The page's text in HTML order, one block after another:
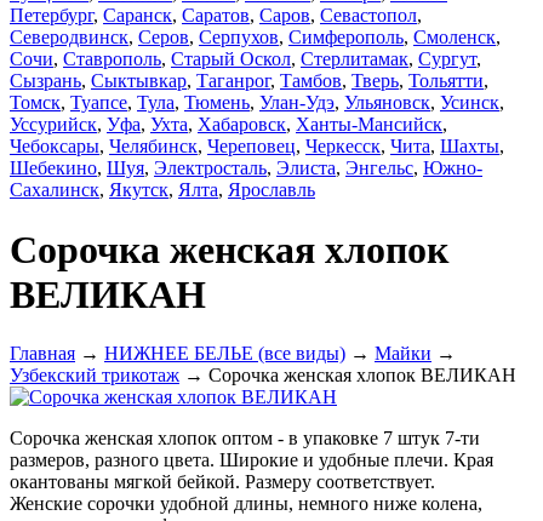
Петербург, Саранск, Саратов, Саров, Севастопол,
Северодвинск, Серов, Серпухов, Симферополь, Смоленск,
Сочи, Ставрополь, Старый Оскол, Стерлитамак, Сургут,
Сызрань, Сыктывкар, Таганрог, Тамбов, Тверь, Тольятти,
Томск, Туапсе, Тула, Тюмень, Улан-Удэ, Ульяновск, Усинск,
Уссурийск, Уфа, Ухта, Хабаровск, Ханты-Мансийск,
Чебоксары, Челябинск, Череповец, Черкесск, Чита, Шахты,
Шебекино, Шуя, Электросталь, Элиста, Энгельс, Южно-
Сахалинск, Якутск, Ялта, Ярославль
Сорочка женская хлопок
ВЕЛИКАН
Главная → НИЖНЕЕ БЕЛЬЕ (все виды) → Майки →
Узбекский трикотаж → Сорочка женская хлопок ВЕЛИКАН
Сорочка женская хлопок оптом - в упаковке 7 штук 7-ти
размеров, разного цвета. Широкие и удобные плечи. Края
окантованы мягкой бейкой. Размеру соответствует.
Женские сорочки удобной длины, немного ниже колена,